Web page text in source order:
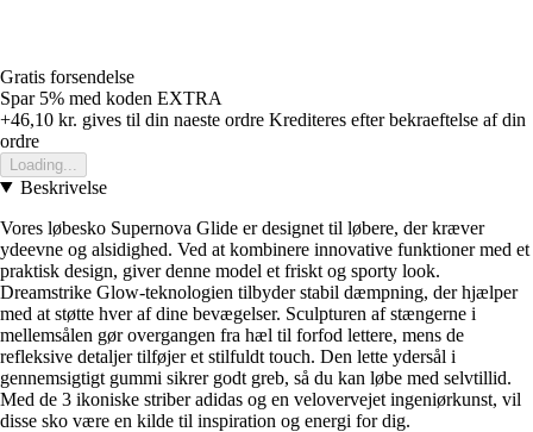
Gratis forsendelse
Spar 5% med koden EXTRA
+46,10 kr. gives til din naeste ordre Krediteres efter bekraeftelse af din
ordre
Loading...
Beskrivelse
Vores løbesko Supernova Glide er designet til løbere, der kræver
ydeevne og alsidighed. Ved at kombinere innovative funktioner med et
praktisk design, giver denne model et friskt og sporty look.
Dreamstrike Glow-teknologien tilbyder stabil dæmpning, der hjælper
med at støtte hver af dine bevægelser. Sculpturen af stængerne i
mellemsålen gør overgangen fra hæl til forfod lettere, mens de
refleksive detaljer tilføjer et stilfuldt touch. Den lette ydersål i
gennemsigtigt gummi sikrer godt greb, så du kan løbe med selvtillid.
Med de 3 ikoniske striber adidas og en velovervejet ingeniørkunst, vil
disse sko være en kilde til inspiration og energi for dig.